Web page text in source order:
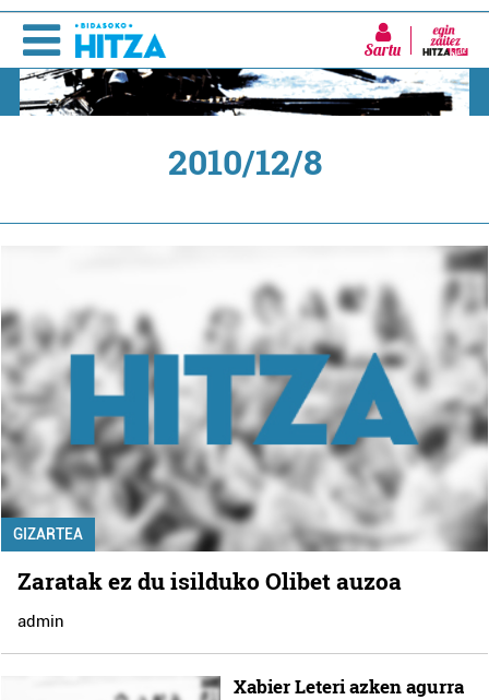
Sartu
2010/12/8
GIZARTEA
Zaratak ez du isilduko Olibet auzoa
admin
Xabier Leteri azken agurra